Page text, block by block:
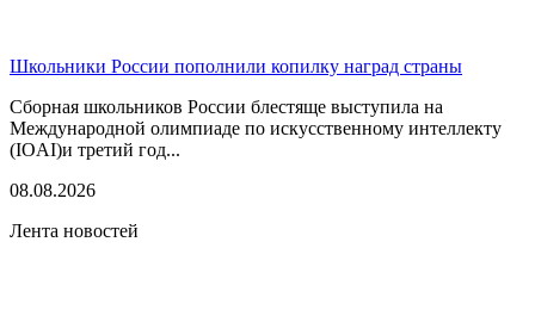
Школьники России пополнили копилку наград страны
Сборная школьников России блестяще выступила на
Международной олимпиаде по искусственному интеллекту
(IOAI)и третий год...
08.08.2026
Лента новостей